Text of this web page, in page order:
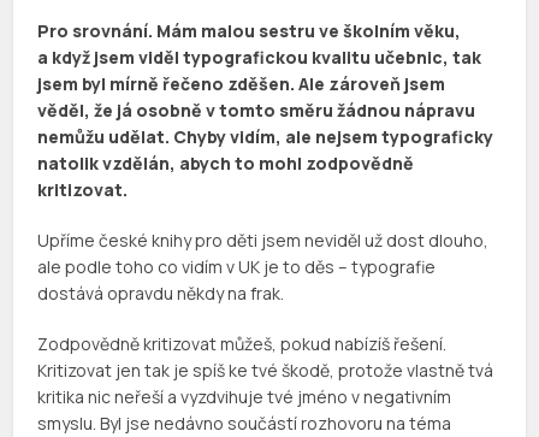
Pro srovnání. Mám malou sestru ve školním věku,
a když jsem viděl typografickou kvalitu učebnic, tak
jsem byl mírně řečeno zděšen. Ale zároveň jsem
věděl, že já osobně v tomto směru žádnou nápravu
nemůžu udělat. Chyby vidím, ale nejsem typograficky
natolik vzdělán, abych to mohl zodpovědně
kritizovat.
Upříme české knihy pro děti jsem neviděl už dost dlouho,
ale podle toho co vidím v UK je to děs – typografie
dostává opravdu někdy na frak.
Zodpovědně kritizovat můžeš, pokud nabízíš řešení.
Kritizovat jen tak je spíš ke tvé škodě, protože vlastně tvá
kritika nic neřeší a vyzdvihuje tvé jméno v negativním
smyslu. Byl jse nedávno součástí rozhovoru na téma